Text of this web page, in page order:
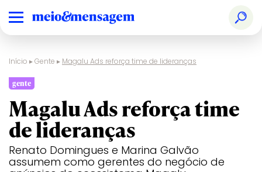
Início ▸Gente ▸ Magalu Ads reforça time de lideranças
gente
Magalu Ads reforça time
de lideranças
Renato Domingues e Marina Galvão
assumem como gerentes do negócio de